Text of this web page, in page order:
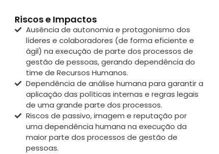
Riscos e Impactos
Ausência de autonomia e protagonismo dos
líderes e colaboradores (de forma eficiente e
ágil) na execução de parte dos processos de
gestão de pessoas, gerando dependência do
time de Recursos Humanos.
Dependência de análise humana para garantir a
aplicação das políticas internas e regras legais
de uma grande parte dos processos.
Riscos de passivo, imagem e reputação por
uma dependência humana na execução da
maior parte dos processos de gestão de
pessoas.